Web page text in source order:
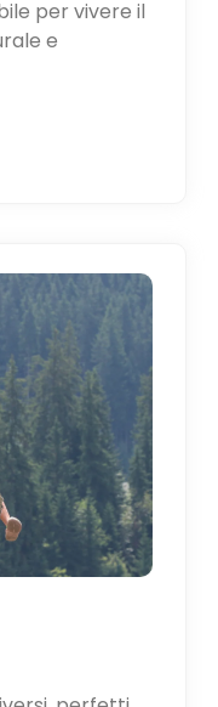
per vivere il
e